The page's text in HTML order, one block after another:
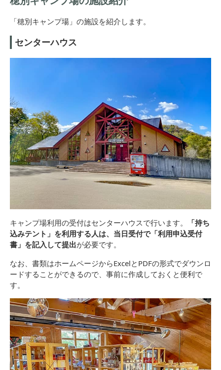
「穂別キャンプ場」の施設を紹介します。
センターハウス
キャンプ場利用の受付はセンターハウスで行います。
「持ち
込みテント」を利用する人は、当日受付で「利用申込受付
書」を記入して提出が必要です。
なお、書類はホームページからExcelとPDFの形式でダウンロ
ードすることができるので、事前に作成しておくと便利で
す。